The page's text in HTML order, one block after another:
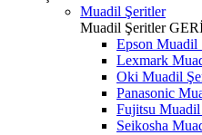
Muadil Şeritler
Muadil Şeritler
Epson Muadil
Lexmark
Oki Muadil
Panasonic
Fujitsu
Seikosha